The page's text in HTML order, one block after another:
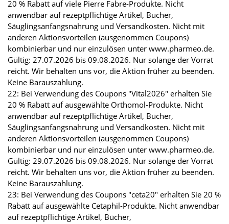
20 % Rabatt auf viele Pierre Fabre-Produkte. Nicht
anwendbar auf rezeptpflichtige Artikel, Bücher,
Säuglingsanfangsnahrung und Versandkosten. Nicht mit
anderen Aktionsvorteilen (ausgenommen Coupons)
kombinierbar und nur einzulösen unter www.pharmeo.de.
Gültig: 27.07.2026 bis 09.08.2026. Nur solange der Vorrat
reicht. Wir behalten uns vor, die Aktion früher zu beenden.
Keine Barauszahlung.
22: Bei Verwendung des Coupons "Vital2026" erhalten Sie
20 % Rabatt auf ausgewählte Orthomol-Produkte. Nicht
anwendbar auf rezeptpflichtige Artikel, Bücher,
Säuglingsanfangsnahrung und Versandkosten. Nicht mit
anderen Aktionsvorteilen (ausgenommen Coupons)
kombinierbar und nur einzulösen unter www.pharmeo.de.
Gültig: 29.07.2026 bis 09.08.2026. Nur solange der Vorrat
reicht. Wir behalten uns vor, die Aktion früher zu beenden.
Keine Barauszahlung.
23: Bei Verwendung des Coupons "ceta20" erhalten Sie 20 %
Rabatt auf ausgewählte Cetaphil-Produkte. Nicht anwendbar
auf rezeptpflichtige Artikel, Bücher,